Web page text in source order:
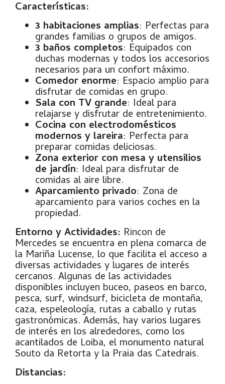
Características:
3 habitaciones amplias: Perfectas para
grandes familias o grupos de amigos.
3 baños completos: Equipados con
duchas modernas y todos los accesorios
necesarios para un confort máximo.
Comedor enorme: Espacio amplio para
disfrutar de comidas en grupo.
Sala con TV grande: Ideal para
relajarse y disfrutar de entretenimiento.
Cocina con electrodomésticos
modernos y lareira: Perfecta para
preparar comidas deliciosas.
Zona exterior con mesa y utensilios
de jardín: Ideal para disfrutar de
comidas al aire libre.
Aparcamiento privado: Zona de
aparcamiento para varios coches en la
propiedad.
Entorno y Actividades: Rincon de
Mercedes se encuentra en plena comarca de
la Mariña Lucense, lo que facilita el acceso a
diversas actividades y lugares de interés
cercanos. Algunas de las actividades
disponibles incluyen buceo, paseos en barco,
pesca, surf, windsurf, bicicleta de montaña,
caza, espeleología, rutas a caballo y rutas
gastronómicas. Además, hay varios lugares
de interés en los alrededores, como los
acantilados de Loiba, el monumento natural
Souto da Retorta y la Praia das Catedrais.
Distancias: